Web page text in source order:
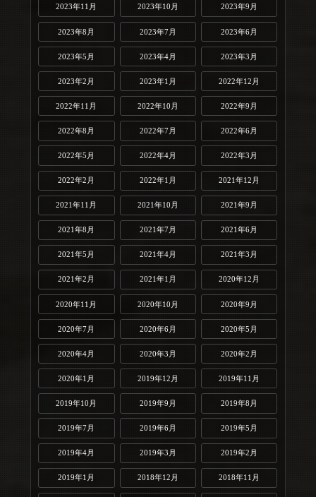
2023年11月 2023年10月 2023年9月
2023年8月 2023年7月 2023年6月
2023年5月 2023年4月 2023年3月
2023年2月 2023年1月 2022年12月
2022年11月 2022年10月 2022年9月
2022年8月 2022年7月 2022年6月
2022年5月 2022年4月 2022年3月
2022年2月 2022年1月 2021年12月
2021年11月 2021年10月 2021年9月
2021年8月 2021年7月 2021年6月
2021年5月 2021年4月 2021年3月
2021年2月 2021年1月 2020年12月
2020年11月 2020年10月 2020年9月
2020年7月 2020年6月 2020年5月
2020年4月 2020年3月 2020年2月
2020年1月 2019年12月 2019年11月
2019年10月 2019年9月 2019年8月
2019年7月 2019年6月 2019年5月
2019年4月 2019年3月 2019年2月
2019年1月 2018年12月 2018年11月